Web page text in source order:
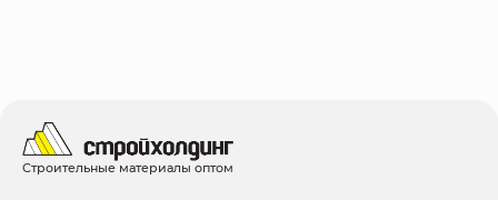
Строительные материалы оптом